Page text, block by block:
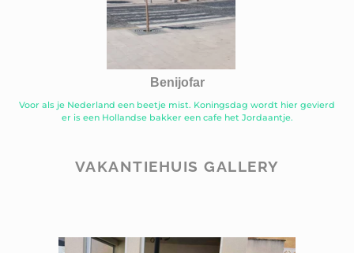
Benijofar
Voor als je Nederland een beetje mist. Koningsdag wordt hier gevierd
er is een Hollandse bakker een cafe het Jordaantje.
VAKANTIEHUIS GALLERY